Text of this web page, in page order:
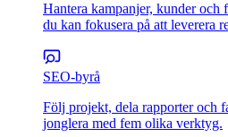
Hantera kampanjer, kunder och
du kan fokusera på att leverera
SEO-byrå
Följ projekt, dela rapporter och
jonglera med fem olika verktyg.